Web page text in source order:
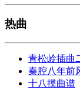
热曲
青松岭插曲
秦腔八年前
十八摸曲谱